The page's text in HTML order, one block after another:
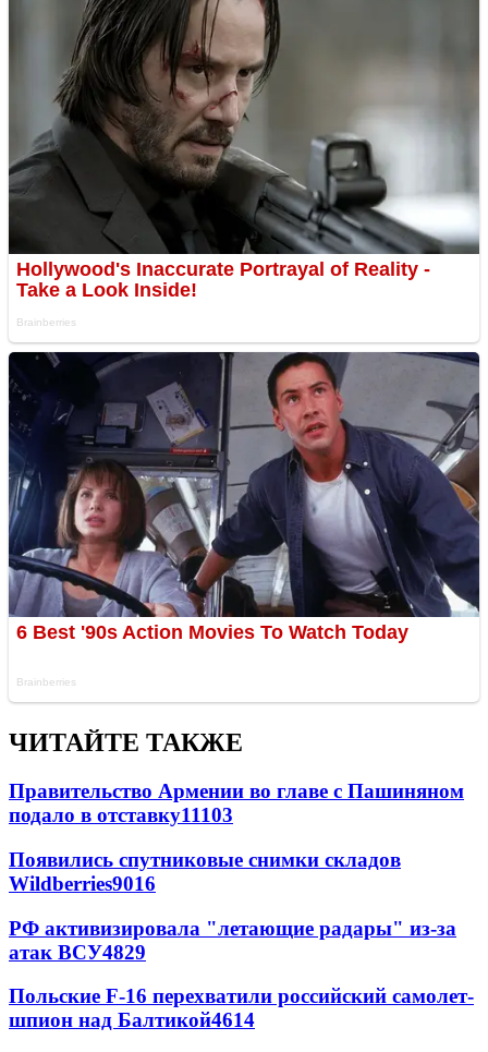
ЧИТАЙТЕ ТАКЖЕ
Правительство Армении во главе с Пашиняном
подало в отставку11103
Появились спутниковые снимки складов
Wildberries9016
РФ активизировала "летающие радары" из-за
атак ВСУ4829
Польские F-16 перехватили российский самолет-
шпион над Балтикой4614